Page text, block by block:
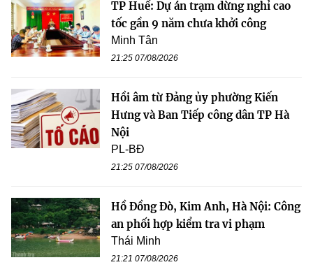
TP Huế: Dự án trạm dừng nghỉ cao
tốc gần 9 năm chưa khởi công
Minh Tân
21:25 07/08/2026
Hồi âm từ Đảng ủy phường Kiến
Hưng và Ban Tiếp công dân TP Hà
Nội
PL-BĐ
21:25 07/08/2026
Hồ Đồng Đò, Kim Anh, Hà Nội: Công
an phối hợp kiểm tra vi phạm
Thái Minh
21:21 07/08/2026